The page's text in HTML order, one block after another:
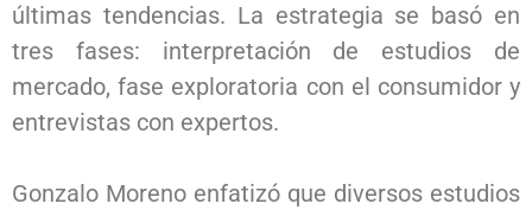
últimas tendencias. La estrategia se basó en
tres fases: interpretación de estudios de
mercado, fase exploratoria con el consumidor y
entrevistas con expertos.
Gonzalo Moreno enfatizó que diversos estudios